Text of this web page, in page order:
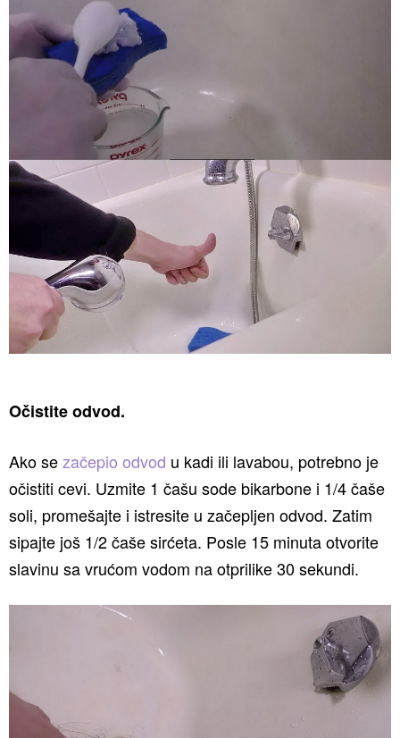
Očistite odvod.
Ako sezačepio odvod u kadi ili lavabou, potrebno je
očistiti cevi. Uzmite 1 čašu sode bikarbone i 1/4 čaše
soli, promešajte i istresite u začepljen odvod. Zatim
sipajte još 1/2 čaše sirćeta. Posle 15 minuta otvorite
slavinu sa vrućom vodom na otprilike 30 sekundi.